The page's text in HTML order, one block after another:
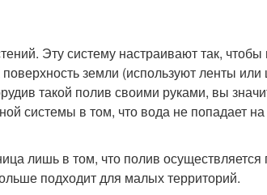
Эту систему настраивают так, чтобы
земли (используют ленты или
такой полив своими руками, вы
системы в том, что вода не попадает на
лишь в том, что полив осуществляется
подходит для малых территорий.